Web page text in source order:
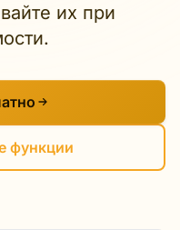
их при
функции